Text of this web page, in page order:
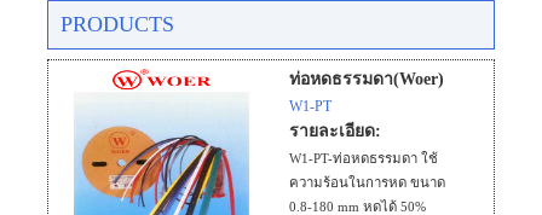
PRODUCTS
ท่อหดธรรมดา(Woer)
W1-PT
รายละเอียด:
W1-PT-ท่อหดธรรมดา ใช้
ความร้อนในการหด ขนาด
0.8-180 mm หดได้ 50%